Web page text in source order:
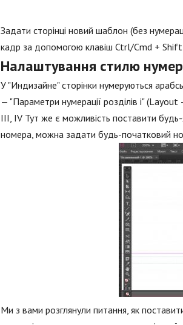
Задати сторінці новий шаблон (без
кадр за допомогою клавіш Ctrl/Cmd + Shift
Налаштування стилю
У "Индизайне" сторінки нумеруються
— "Параметри нумерації розділів і"
III, IV Тут же є можливість поставити
номера, можна задати будь-початковий
Ми з вами розглянули питання, як